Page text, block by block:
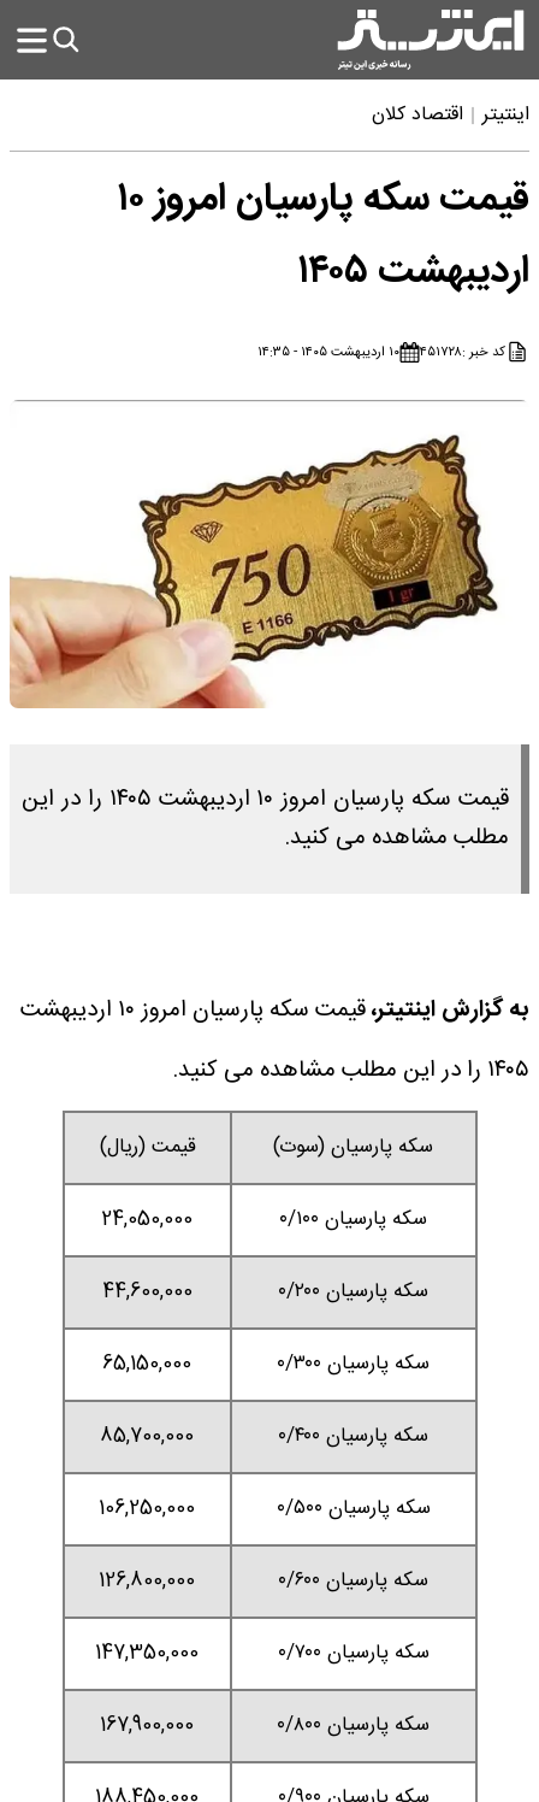
اینتیتر اقتصاد کلان
قیمت سکه پارسیان امروز ۱۰
اردیبهشت ۱۴۰۵
کد خبر :۴۵۱۷۲۸ ۱۰ اردیبهشت ۱۴۰۵ - ۱۴:۳۵
قیمت سکه پارسیان امروز ۱۰ اردیبهشت ۱۴۰۵ را در این
مطلب مشاهده می کنید.
به گزارش اینتیتر،
قیمت سکه پارسیان امروز ۱۰ اردیبهشت
۱۴۰۵ را در این مطلب مشاهده می کنید.
سکه پارسیان (سوت) قیمت (ریال)
سکه پارسیان ۰/۱۰۰ 24,050,000
سکه پارسیان ۰/۲۰۰ 44,600,000
سکه پارسیان ۰/۳۰۰ 65,150,000
سکه پارسیان ۰/۴۰۰ 85,700,000
سکه پارسیان ۰/۵۰۰ 106,250,000
سکه پارسیان ۰/۶۰۰ 126,800,000
سکه پارسیان ۰/۷۰۰ 147,350,000
سکه پارسیان ۰/۸۰۰ 167,900,000